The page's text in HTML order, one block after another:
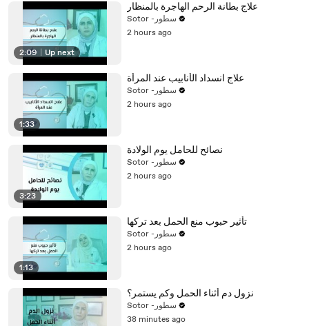
2:09 Up next
علاج بطانة الرحم الهاجرة بالمنظار
Sotor -سطور
2 hours ago
1:33
علاج انسداد الأنابيب عند المرأة
Sotor -سطور
2 hours ago
3:23
نصائح للحامل يوم الولادة
Sotor -سطور
2 hours ago
1:13
تأثير حبوب منع الحمل بعد تركها
Sotor -سطور
2 hours ago
نزول دم أثناء الحمل وكم يستمر؟
Sotor -سطور
38 minutes ago